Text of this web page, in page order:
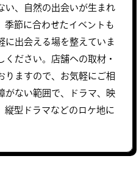
い、自然の出会いが生まれ
季節に合わせたイベントも
に出会える場を整えていま
ださい。店舗への取材・
りますので、お気軽にご相
がない範囲で、ドラマ、映
縦型ドラマなどのロケ地に